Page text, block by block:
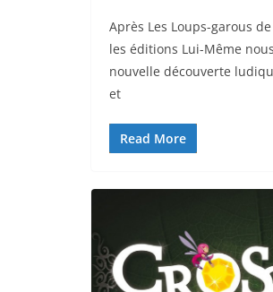
Après Les Loups-garous
les éditions Lui-Même
nouvelle découverte
et
Read More